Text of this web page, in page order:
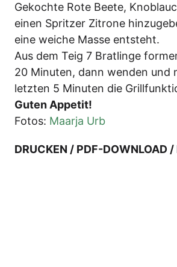
Gekoch­te Rote Bee­te,
einen Sprit­zer Zitro­ne
eine wei­che Mas­se entsteht.
Aus dem Teig 7 Brat­lin­ge
20 Minu­ten, dann wen­den und
letz­ten 5 Minu­ten die
Guten Appe­tit!
Fotos: Maar­ja Urb
DRUCKEN / PDF-DOWNLOAD /